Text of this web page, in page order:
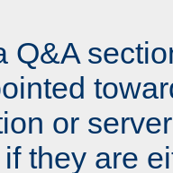
Q&A
or
they are